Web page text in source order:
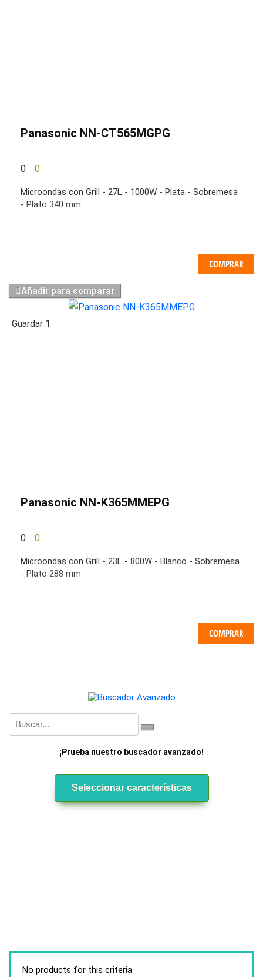
Panasonic NN-CT565MGPG
0 0
Microondas con Grill - 27L - 1000W - Plata - Sobremesa
- Plato 340 mm
COMPRAR
Añadir para comparar
Guardar 1
Panasonic NN-K365MMEPG
0 0
Microondas con Grill - 23L - 800W - Blanco - Sobremesa
- Plato 288 mm
COMPRAR
¡Prueba nuestro buscador avanzado!
Seleccionar características
No products for this criteria.